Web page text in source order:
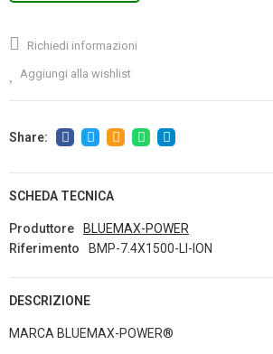
Richiedi informazioni
Aggiungi alla wishlist
SCHEDA TECNICA
Produttore
BLUEMAX-POWER
Riferimento
BMP-7.4X1500-LI-ION
DESCRIZIONE
MARCA BLUEMAX-POWER®